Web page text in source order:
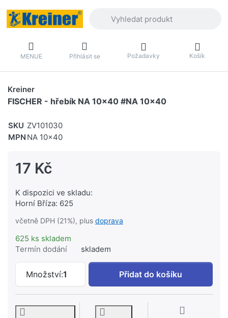
MENUE Přihlásit se Požadavky Košík
Kreiner
FISCHER - hřebík NA 10x40 #NA 10x40
SKU ZV101030
MPN NA 10x40
17 Kč
K dispozici ve skladu:
Horní Bříza: 625
včetně DPH (21%), plus doprava
625 ks skladem
Termín dodání
skladem
Množství:1
FISCHER - hřebík NA 10x40 #NA
Přidat do košíku